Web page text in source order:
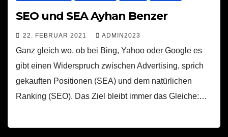
SEO und SEA Ayhan Benzer
22. FEBRUAR 2021 ADMIN2023
Ganz gleich wo, ob bei Bing, Yahoo oder Google es
gibt einen Widerspruch zwischen Advertising, sprich
gekauften Positionen (SEA) und dem natürlichen
Ranking (SEO). Das Ziel bleibt immer das Gleiche:…